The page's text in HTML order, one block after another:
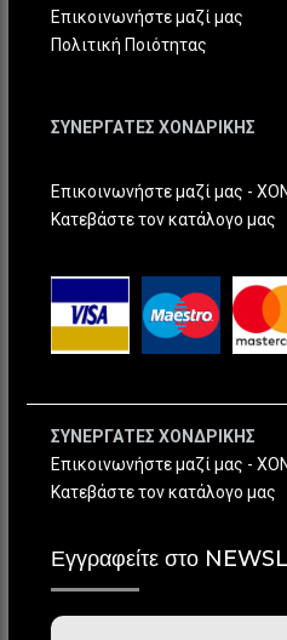
Επικοινωνήστε μαζί μας
Πολιτική Ποιότητας
ΣΥΝΕΡΓΑΤΕΣ ΧΟΝΔΡΙΚΗΣ
Επικοινωνήστε μαζί μας -
Κατεβάστε τον κατάλογο μας
ΣΥΝΕΡΓΑΤΕΣ ΧΟΝΔΡΙΚΗΣ
Επικοινωνήστε μαζί μας -
Κατεβάστε τον κατάλογο μας
Εγγραφείτε στο